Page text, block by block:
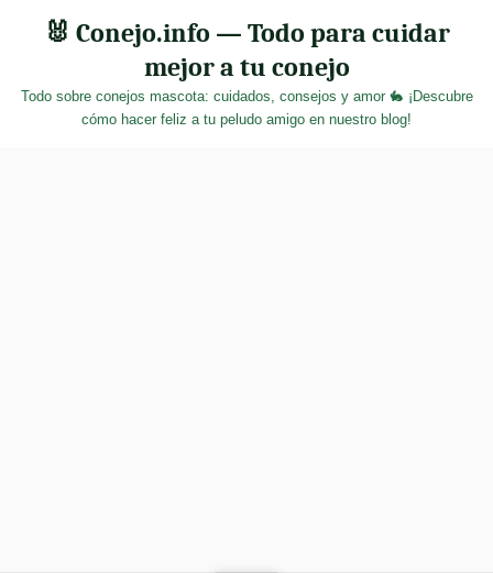
🐰 Conejo.info — Todo para cuidar
mejor a tu conejo
Todo sobre conejos mascota: cuidados, consejos y amor 🐇 ¡Descubre
cómo hacer feliz a tu peludo amigo en nuestro blog!